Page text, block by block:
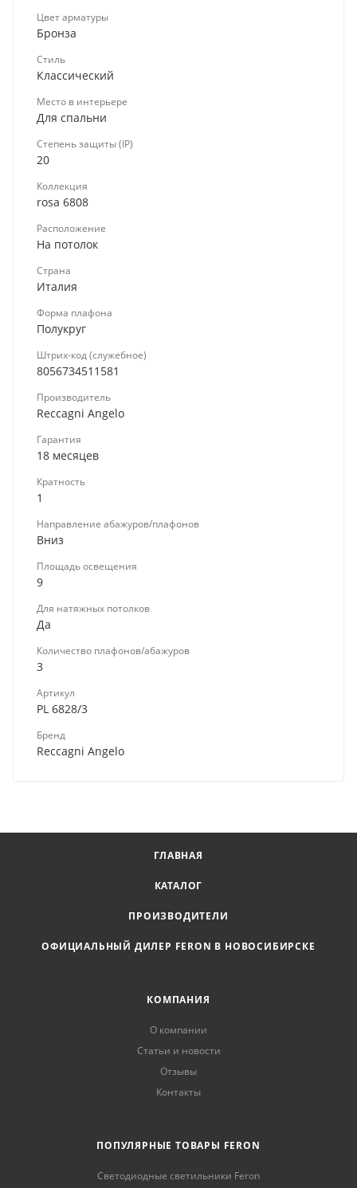
Цвет арматуры
Бронза
Стиль
Классический
Место в интерьере
Для спальни
Степень защиты (IP)
20
Коллекция
rosa 6808
Расположение
На потолок
Страна
Италия
Форма плафона
Полукруг
Штрих-код (служебное)
8056734511581
Производитель
Reccagni Angelo
Гарантия
18 месяцев
Кратность
1
Направление абажуров/плафонов
Вниз
Площадь освещения
9
Для натяжных потолков
Да
Количество плафонов/абажуров
3
Артикул
PL 6828/3
Бренд
Reccagni Angelo
ГЛАВНАЯ
КАТАЛОГ
ПРОИЗВОДИТЕЛИ
ОФИЦИАЛЬНЫЙ ДИЛЕР FERON В НОВОСИБИРСКЕ
КОМПАНИЯ
О компании
Статьи и новости
Отзывы
Контакты
ПОПУЛЯРНЫЕ ТОВАРЫ FERON
Светодиодные светильники Feron